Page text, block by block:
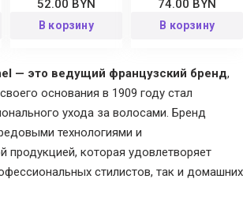
52.00 BYN
В корзину
74.00 BYN
В корзину
— это ведущий французский бренд,
основания в 1909 году стал
ухода за волосами. Бренд
технологиями и
продукцией, которая удовлетворяет
стилистов, так и домашних